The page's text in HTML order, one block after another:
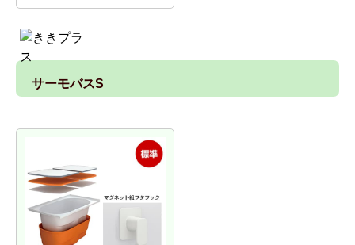
サーモバスS